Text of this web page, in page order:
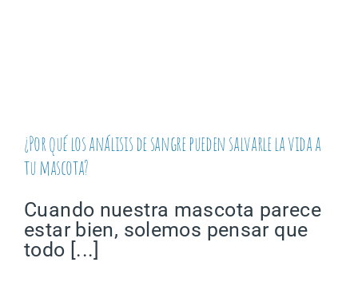
¿Por qué los análisis de sangre pueden salvarle la vida a
tu mascota?
Cuando nuestra mascota parece
estar bien, solemos pensar que
todo [...]